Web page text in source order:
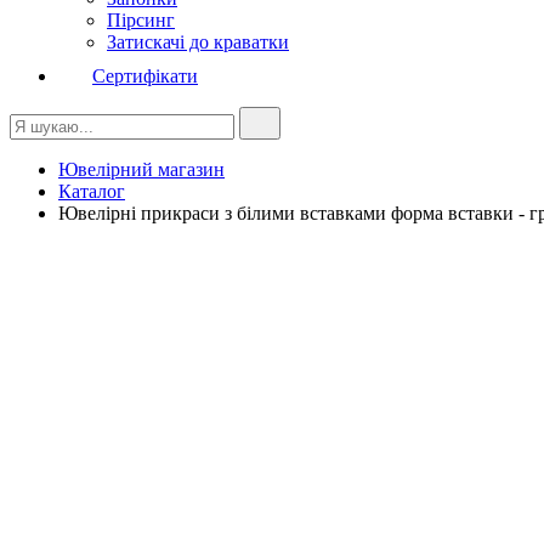
Пірсинг
Затискачі до краватки
Сертифікати
Ювелірний магазин
Каталог
Ювелірні прикраси з білими вставками форма вставки -